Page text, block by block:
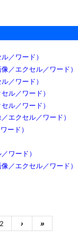
／ワード）
／エクセル／ワード）
／ワード）
ル／ワード）
ル／ワード）
エクセル／ワード）
ード）
ワード）
／エクセル／ワード）
2 › »